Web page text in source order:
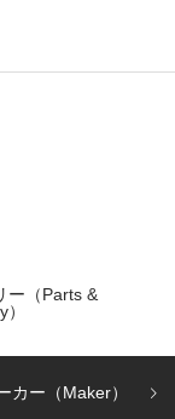
ー（Parts &
カー（Maker）